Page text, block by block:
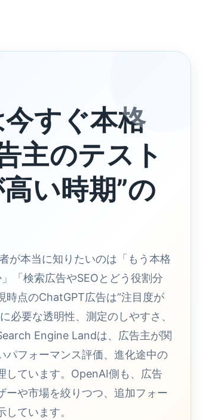
今すぐ本格
主のテスト
い時期”の
が本当に知りたいのは「もう本格
「検索広告やSEOとどう役割分
時点のChatGPT広告は“注目度が
必要な透明性、測定のしやすさ、
Engine Landは、広告主が関
パフォーマンス評価、進化途中の
しています。OpenAI側も、広告
ーや市場を絞りつつ、追加フォー
ています。